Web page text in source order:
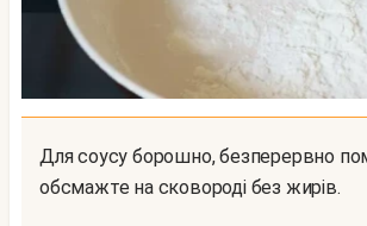
Для соусу борошно, безперервно помішуючи,
обсмажте на сковороді без жирів.